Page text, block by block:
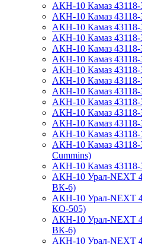
АКН-10 Камаз
АКН-10 Камаз
АКН-10 Камаз
АКН-10 Камаз
АКН-10 Камаз
АКН-10 Камаз
АКН-10 Камаз 43118-
АКН-10 Камаз 43118-
АКН-10 Камаз
АКН-10 Камаз
АКН-10 Камаз
АКН-10 Камаз
АКН-10 Камаз
АКН-10 Камаз
Cummins)
АКН-10 Камаз
АКН-10 Урал-NEXT
ВК-6)
АКН-10 Урал-NEXT
КО-505)
АКН-10 Урал-NEXT
ВК-6)
АКН-10 Урал-NEXT